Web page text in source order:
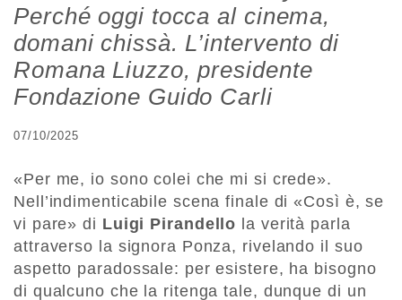
Perché oggi tocca al cinema,
domani chissà. L’intervento di
Romana Liuzzo, presidente
Fondazione Guido Carli
07/10/2025
«Per me, io sono colei che mi si crede».
Nell’indimenticabile scena finale di «Così è, se
vi pare» di Luigi Pirandello la verità parla
attraverso la signora Ponza, rivelando il suo
aspetto paradossale: per esistere, ha bisogno
di qualcuno che la ritenga tale, dunque di un